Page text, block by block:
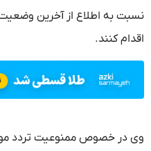
نسبت به اطلاع از آخرین
اقدام کنند.
وی در خصوص ممنوعیت تردد